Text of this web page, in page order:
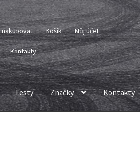
nakupovat Košík Můj účet
Kontakty
Testy Značky Kontakty